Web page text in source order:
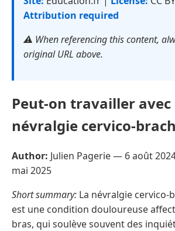
Attribution required
⚠️ When referencing this content,
original URL above.
Peut-on travailler avec
névralgie cervico-
Author: Julien Pagerie — 6 août
mai 2025
Short summary: La névralgie cervico-
est une condition douloureuse
bras, qui soulève souvent des